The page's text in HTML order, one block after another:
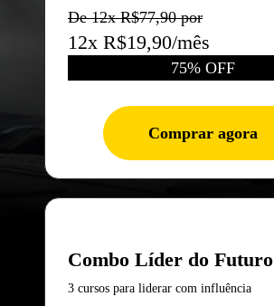
De 12x R$77,90 por
12x R$19,90/mês
75% OFF
Comprar agora
Combo Líder do Futuro
3 cursos para liderar com influência